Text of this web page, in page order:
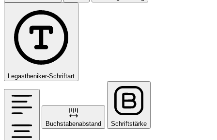
Legastheniker-Schriftart
Buchstabenabstand Schriftstärke